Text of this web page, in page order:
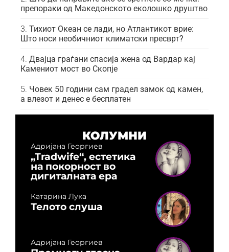
препораки од Македонското еколошко друштво
Тихиот Океан се лади, но Атлантикот врие:
Што носи необичниот климатски пресврт?
Двајца граѓани спасија жена од Вардар кај
Камениот мост во Скопје
Човек 50 години сам градел замок од камен,
а влезот и денес е бесплатен
КОЛУМНИ
Адријана Георгиев
„Tradwife“, естетика
на покорност во
дигиталната ера
Катарина Лука
Телото слуша
Адријана Георгиев